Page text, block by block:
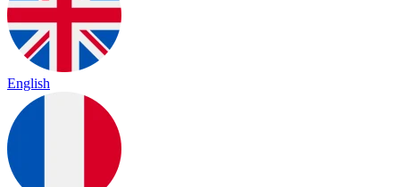
English